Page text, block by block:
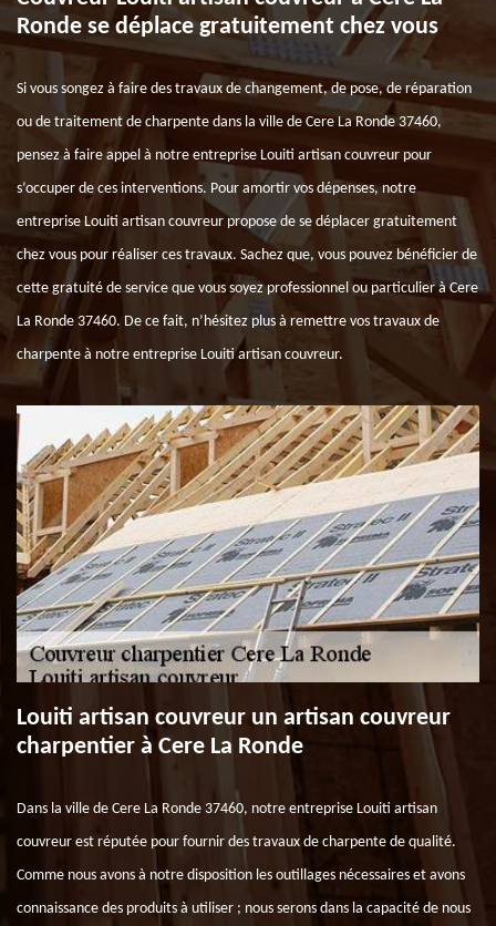
Ronde se déplace gratuitement chez vous
Si vous songez à faire des travaux de changement, de pose, de réparation
ou de traitement de charpente dans la ville de Cere La Ronde 37460,
pensez à faire appel à notre entreprise Louiti artisan couvreur pour
s’occuper de ces interventions. Pour amortir vos dépenses, notre
entreprise Louiti artisan couvreur propose de se déplacer gratuitement
chez vous pour réaliser ces travaux. Sachez que, vous pouvez bénéficier de
cette gratuité de service que vous soyez professionnel ou particulier à Cere
La Ronde 37460. De ce fait, n’hésitez plus à remettre vos travaux de
charpente à notre entreprise Louiti artisan couvreur.
Louiti artisan couvreur un artisan couvreur
charpentier à Cere La Ronde
Dans la ville de Cere La Ronde 37460, notre entreprise Louiti artisan
couvreur est réputée pour fournir des travaux de charpente de qualité.
Comme nous avons à notre disposition les outillages nécessaires et avons
connaissance des produits à utiliser ; nous serons dans la capacité de nous